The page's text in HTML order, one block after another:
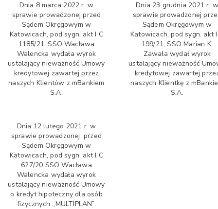
Dnia 8 marca 2022 r. w
sprawie prowadzonej przed
Sądem Okręgowym w
Katowicach, pod sygn. akt I C
1185/21, SSO Wacława
Walencka wydała wyrok
ustalający nieważność Umowy
kredytowej zawartej przez
naszych Klientów z mBankiem
S.A.
Dnia 23 grudnia 2021 r. w
sprawie prowadzonej
Sądem Okręgowym w
Katowicach, pod sygn. akt
199/21, SSO Marian K.
Zawała wydał wyrok
ustalający nieważność
kredytowej zawartej
naszych Klientkę z
S.A.
Dnia 12 lutego 2021 r. w
sprawie prowadzonej, przed
Sądem Okręgowym w
Katowicach, pod sygn. akt I C
627/20 SSO Wacława
Walencka wydała wyrok
ustalający nieważność Umowy
o kredyt hipoteczny dla osób
fizycznych ,,MULTIPLAN”.